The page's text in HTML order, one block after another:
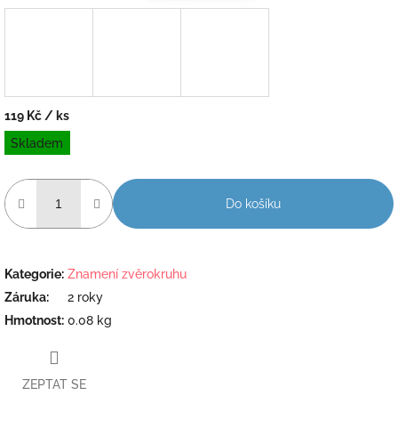
119 Kč / ks
Měrná
cena:
Skladem
Do košíku
Kategorie: Znamení zvěrokruhu
Záruka:
2 roky
Hmotnost: 0.08 kg
ZEPTAT SE